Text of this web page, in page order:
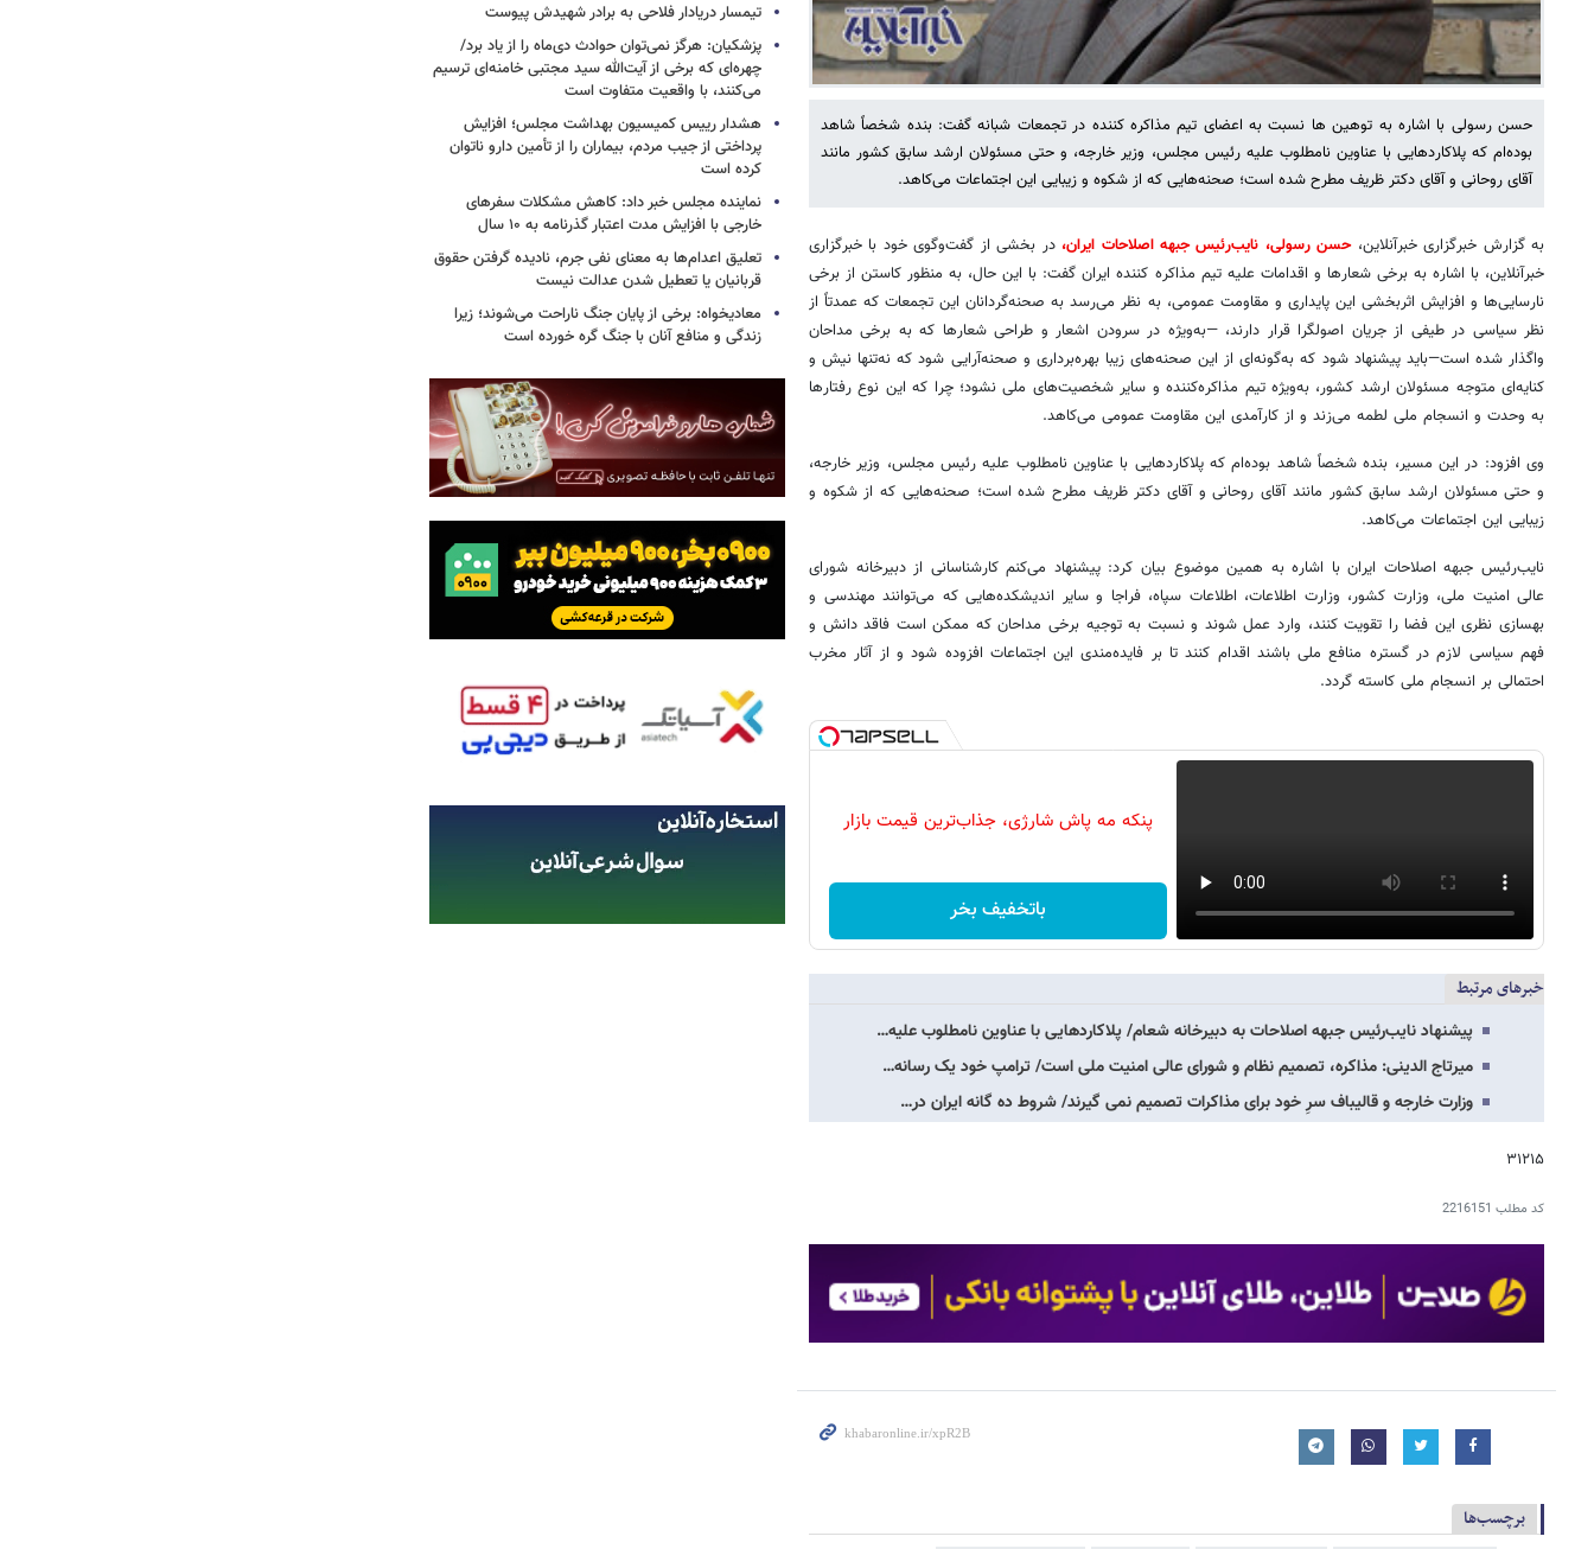
حسن رسولی با اشاره به توهین ها نسبت به اعضای تیم مذاکره کننده در تجمعات شبانه گفت: بنده شخصاً شاهد
بوده‌ام که پلاکاردهایی با عناوین نامطلوب علیه رئیس مجلس، وزیر خارجه، و حتی مسئولان ارشد سابق کشور مانند
آقای روحانی و آقای دکتر ظریف مطرح شده است؛ صحنه‌هایی که از شکوه و زیبایی این اجتماعات می‌کاهد.
به گزارش خبرگزاری خبرآنلاین،حسن رسولی، نایب‌رئیس جبهه اصلاحات ایران، در بخشی از گفت‌وگوی خود با خبرگزاری
خبرآنلاین، با اشاره به برخی شعارها و اقدامات علیه تیم مذاکره کننده ایران گفت: با این حال، به منظور کاستن از برخی
نارسایی‌ها و افزایش اثربخشی این پایداری و مقاومت عمومی، به نظر می‌رسد به صحنه‌گردانان این تجمعات که عمدتاً از
نظر سیاسی در طیفی از جریان اصولگرا قرار دارند، —به‌ویژه در سرودن اشعار و طراحی شعارها که به برخی مداحان
واگذار شده است—باید پیشنهاد شود که به‌گونه‌ای از این صحنه‌های زیبا بهره‌برداری و صحنه‌آرایی شود که نه‌تنها نیش و
کنایه‌ای متوجه مسئولان ارشد کشور، به‌ویژه تیم مذاکره‌کننده و سایر شخصیت‌های ملی نشود؛ چرا که این نوع رفتارها
به وحدت و انسجام ملی لطمه می‌زند و از کارآمدی این مقاومت عمومی می‌کاهد.
وی افزود: در این مسیر، بنده شخصاً شاهد بوده‌ام که پلاکاردهایی با عناوین نامطلوب علیه رئیس مجلس، وزیر خارجه،
و حتی مسئولان ارشد سابق کشور مانند آقای روحانی و آقای دکتر ظریف مطرح شده است؛ صحنه‌هایی که از شکوه و
زیبایی این اجتماعات می‌کاهد.
نایب‌رئیس جبهه اصلاحات ایران با اشاره به همین موضوع بیان کرد: پیشنهاد می‌کنم کارشناسانی از دبیرخانه شورای
عالی امنیت ملی، وزارت کشور، وزارت اطلاعات، اطلاعات سپاه، فراجا و سایر اندیشکده‌هایی که می‌توانند مهندسی و
بهسازی نظری این فضا را تقویت کنند، وارد عمل شوند و نسبت به توجیه برخی مداحان که ممکن است فاقد دانش و
فهم سیاسی لازم در گستره منافع ملی باشند اقدام کنند تا بر فایده‌مندی این اجتماعات افزوده شود و از آثار مخرب
احتمالی بر انسجام ملی کاسته گردد.
پنکه مه پاش شارژی، جذاب‌ترین قیمت بازار
باتخفیف بخر
خبرهای مرتبط
پیشنهاد نایب‌رئیس جبهه اصلاحات به دبیرخانه شعام/ پلاکاردهایی با عناوین نامطلوب علیه…
میرتاج الدینی: مذاکره، تصمیم نظام و شورای عالی امنیت ملی است/ ترامپ خود یک رسانه…
وزارت خارجه و قالیباف سرِ خود برای مذاکرات تصمیم نمی گیرند/ شروط ده گانه ایران در…
۳۱۲۱۵
کد مطلب 2216151
برچسب‌ها
تیمسار دریادار فلاحی به برادر شهیدش پیوست
پزشکیان: هرگز نمی‌توان حوادث دی‌ماه را از یاد برد/
چهره‌ای که برخی از آیت‌الله سید مجتبی خامنه‌ای ترسیم
می‌کنند، با واقعیت متفاوت است
هشدار رییس کمیسیون بهداشت مجلس؛ افزایش
پرداختی از جیب مردم، بیماران را از تأمین دارو ناتوان
کرده است
نماینده مجلس خبر داد: کاهش مشکلات سفرهای
خارجی با افزایش مدت اعتبار گذرنامه به ۱۰ سال
تعلیق اعدام‌ها به معنای نفی جرم، نادیده گرفتن حقوق
قربانیان یا تعطیل شدن عدالت نیست
معادیخواه: برخی از پایان جنگ ناراحت می‌شوند؛ زیرا
زندگی و منافع آنان با جنگ گره خورده است